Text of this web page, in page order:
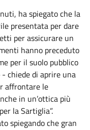
ha spiegato che la
presentata per dare
per assicurare un
hanno preceduto
per il suolo pubblico
- chiede di aprire una
affrontare le
in un’ottica più
la Sartiglia”.
spiegando che gran